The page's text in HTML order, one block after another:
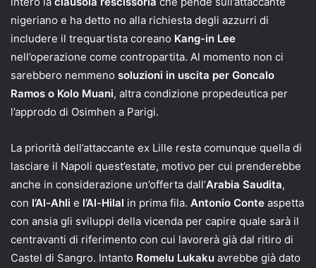
nigeriano e ha detto no alla richiesta degli azzurri di
includere il trequartista coreano Kang-in Lee
nell’operazione come contropartita. Al momento non ci
sarebbero nemmeno soluzioni in uscita per Goncalo
Ramos o Kolo Muani, altra condizione propedeutica per
l’approdo di Osimhen a Parigi.
La priorità dell’attaccante ex Lille resta comunque quella di
lasciare il Napoli quest’estate, motivo per cui prenderebbe
anche in considerazione un’offerta dall’Arabia Saudita,
con l’Al-Ahli e l’Al-Hilal in prima fila. Antonio Conte aspetta
con ansia gli sviluppi della vicenda per capire quale sarà il
centravanti di riferimento con cui lavorerà già dal ritiro di
Castel di Sangro. Intanto Romelu Lukaku avrebbe già dato